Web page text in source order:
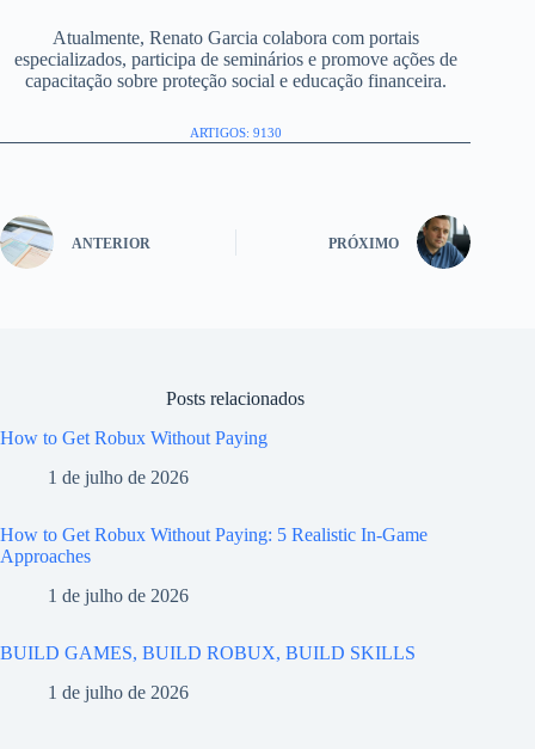
Atualmente, Renato Garcia colabora com portais
especializados, participa de seminários e promove ações de
capacitação sobre proteção social e educação financeira.
ARTIGOS: 9130
ANTERIOR PRÓXIMO
Posts relacionados
How to Get Robux Without Paying
1 de julho de 2026
How to Get Robux Without Paying: 5 Realistic In-Game
Approaches
1 de julho de 2026
BUILD GAMES, BUILD ROBUX, BUILD SKILLS
1 de julho de 2026